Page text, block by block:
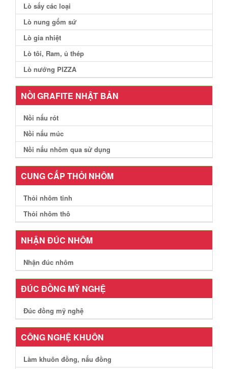
Lò sấy các loại
Lò nung gốm sứ
Lò gia nhiệt
Lò tôi, Ram, ủ thép
Lò nướng PIZZA
NỒI GRAFITE NHẬT BẢN
Nồi nấu rót
Nồi nấu múc
Nồi nấu nhôm qua sử dụng
CUNG CẤP THỎI NHÔM
Thỏi nhôm tinh
Thỏi nhôm thô
NHẬN ĐÚC NHÔM
Nhận đúc nhôm
ĐÚC ĐỒNG MỸ NGHỆ
Đúc đồng mỹ nghệ
CÔNG NGHỆ KHUÔN
Làm khuôn đồng, nấu đồng